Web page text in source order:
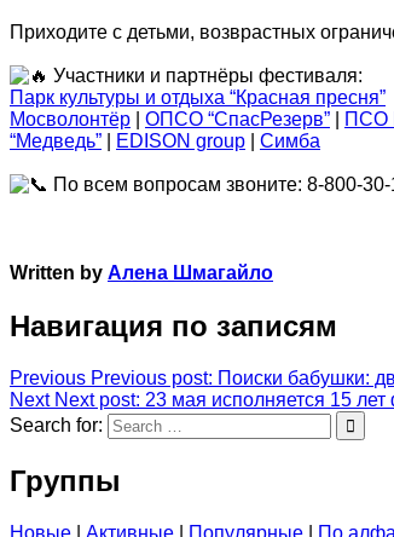
Приходите с детьми, возврастных
Участники и партнёры фестиваля:
Парк культуры и отдыха “Красная пресня”
Мосволонтёр
ОПСО “СпасРезерв” ПСО
“Медведь”
EDISON group Симба
По всем вопросам звоните: 8-800-30-
Written by Алена Шмагайло
Навигация по записям
Previous Previous post: Поиски бабушки:
Next Next post: 23 мая исполняется 15
Search for:
Группы
Новые Активные Популярные По